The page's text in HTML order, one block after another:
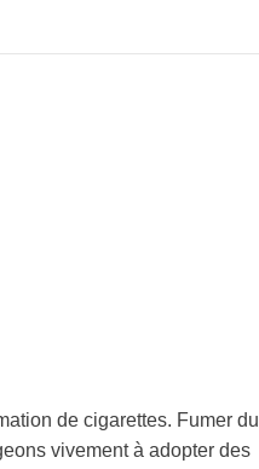
de cigarettes. Fumer du
vivement à adopter des